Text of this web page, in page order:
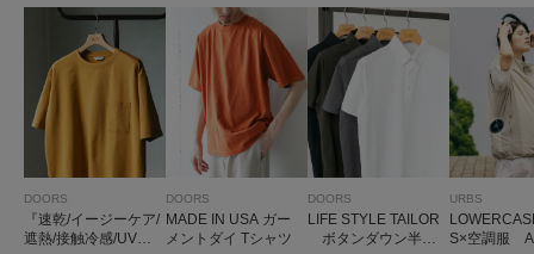
DOORS
『速乾/イージーケア/
遮熱/接触冷感/UVカ
DOORS
MADE IN USA ガー
メントダイ Tシャツ
DOORS
LIFE STYLE TAILOR
ボタンダウン半袖
URBS
S×空調服